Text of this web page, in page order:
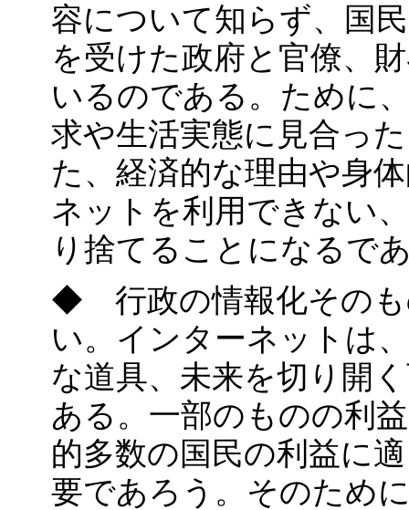
容について知らず、国
を受けた政府と官僚、
いるのである。ために
求や生活実態に見合っ
た、経済的な理由や身
ネットを利用できない
り捨てることになるで
◆ 行政の情報化そのも
い。インターネットは
な道具、未来を切り開
ある。一部のものの利
的多数の国民の利益に
要であろう。そのため